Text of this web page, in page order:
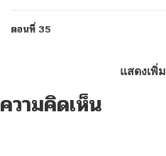
ตอนที่ 35
ตอนที่ 33
แสดงเพิ่
ความคิดเห็น